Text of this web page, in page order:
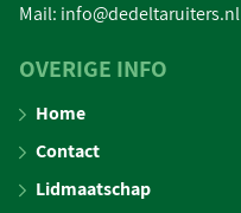
Mail: info@dedeltaruiters.nl
OVERIGE INFO
Home
Contact
Lidmaatschap